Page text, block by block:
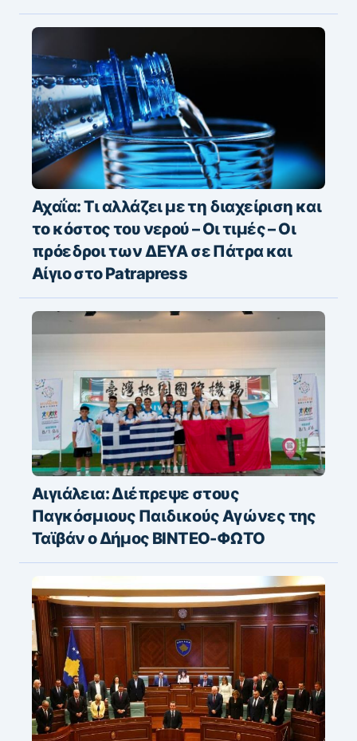
Αχαΐα: Τι αλλάζει με τη διαχείριση και
το κόστος του νερού – Οι τιμές – Οι
πρόεδροι των ΔΕΥΑ σε Πάτρα και
Αίγιο στο Patrapress
Αιγιάλεια: Διέπρεψε στους
Παγκόσμιους Παιδικούς Αγώνες της
Ταϊβάν ο Δήμος ΒΙΝΤΕΟ-ΦΩΤΟ